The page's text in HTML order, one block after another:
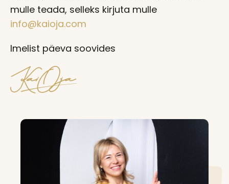
mulle teada, selleks kirjuta mulle
info@kaioja.com
Imelist päeva soovides